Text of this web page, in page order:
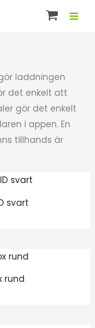
laddningen
det enkelt att
gör det enkelt
i appen. En
tillhands är
svart
rund